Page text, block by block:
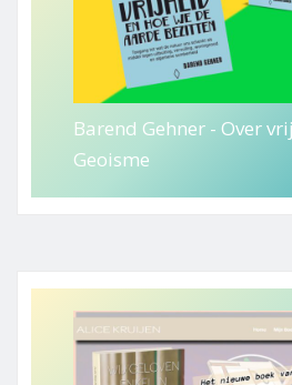
Barend Gehner - Over
Geoisme